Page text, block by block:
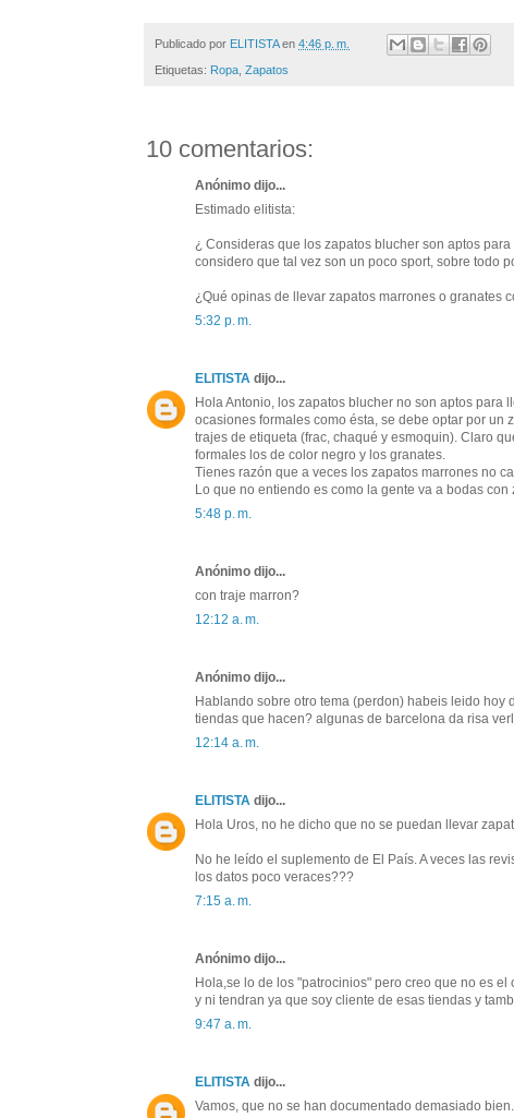
Publicado por ELITISTA en 4:46 p. m.
Etiquetas: Ropa Zapatos
10 comentarios:
Anónimo dijo...
Estimado elitista:
¿ Consideras que los zapatos blucher son aptos
considero que tal vez son un poco sport, sobre todo
¿Qué opinas de llevar zapatos marrones o granates
5:32 p. m.
ELITISTA dijo...
Hola Antonio, los zapatos blucher no son aptos para
ocasiones formales como ésta, se debe optar por un
trajes de etiqueta (frac, chaqué y esmoquin). Claro
formales los de color negro y los granates.
Tienes razón que a veces los zapatos marrones no
Lo que no entiendo es como la gente va a bodas
5:48 p. m.
Anónimo dijo...
con traje marron?
12:12 a. m.
Anónimo dijo...
Hablando sobre otro tema (perdon) habeis leido
tiendas que hacen? algunas de barcelona da risa
12:14 a. m.
ELITISTA dijo...
Hola Uros, no he dicho que no se puedan llevar
No he leído el suplemento de El País. A veces las
los datos poco veraces???
7:15 a. m.
Anónimo dijo...
Hola,se lo de los "patrocinios" pero creo que no es
y ni tendran ya que soy cliente de esas tiendas y
9:47 a. m.
ELITISTA dijo...
Vamos, que no se han documentado demasiado